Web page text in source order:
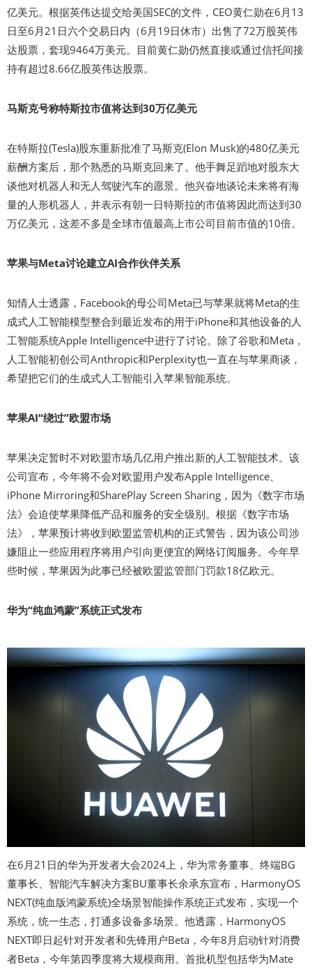
亿美元。根据英伟达提交给美国SEC的文件，CEO黄仁勋在6月13
日至6月21日六个交易日内（6月19日休市）出售了72万股英伟
达股票，套现9464万美元。目前黄仁勋仍然直接或通过信托间接
持有超过8.66亿股英伟达股票。
马斯克号称特斯拉市值将达到30万亿美元
在特斯拉(Tesla)股东重新批准了马斯克(Elon Musk)的480亿美元
薪酬方案后，那个熟悉的马斯克回来了。他手舞足蹈地对股东大
谈他对机器人和无人驾驶汽车的愿景。他兴奋地谈论未来将有海
量的人形机器人，并表示有朝一日特斯拉的市值将因此而达到30
万亿美元，这差不多是全球市值最高上市公司目前市值的10倍。
苹果与Meta讨论建立AI合作伙伴关系
知情人士透露，Facebook的母公司Meta已与苹果就将Meta的生
成式人工智能模型整合到最近发布的用于iPhone和其他设备的人
工智能系统Apple Intelligence中进行了讨论。除了谷歌和Meta，
人工智能初创公司Anthropic和Perplexity也一直在与苹果商谈，
希望把它们的生成式人工智能引入苹果智能系统。
苹果AI“绕过”欧盟市场
苹果决定暂时不对欧盟市场几亿用户推出新的人工智能技术。该
公司宣布，今年将不会对欧盟用户发布Apple Intelligence、
iPhone Mirroring和SharePlay Screen Sharing，因为《数字市场
法》会迫使苹果降低产品和服务的安全级别。根据《数字市场
法》，苹果预计将收到欧盟监管机构的正式警告，因为该公司涉
嫌阻止一些应用程序将用户引向更便宜的网络订阅服务。今年早
些时候，苹果因为此事已经被欧盟监管部门罚款18亿欧元。
华为“纯血鸿蒙”系统正式发布
在6月21日的华为开发者大会2024上，华为常务董事、终端BG
董事长、智能汽车解决方案BU董事长余承东宣布，HarmonyOS
NEXT(纯血版鸿蒙系统)全场景智能操作系统正式发布，实现一个
系统，统一生态，打通多设备多场景。他透露，HarmonyOS
NEXT即日起针对开发者和先锋用户Beta，今年8月启动针对消费
者Beta，今年第四季度将大规模商用。首批机型包括华为Mate